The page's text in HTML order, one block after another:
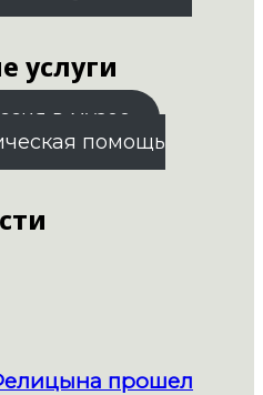
услуги
в музее
помощь
прошел